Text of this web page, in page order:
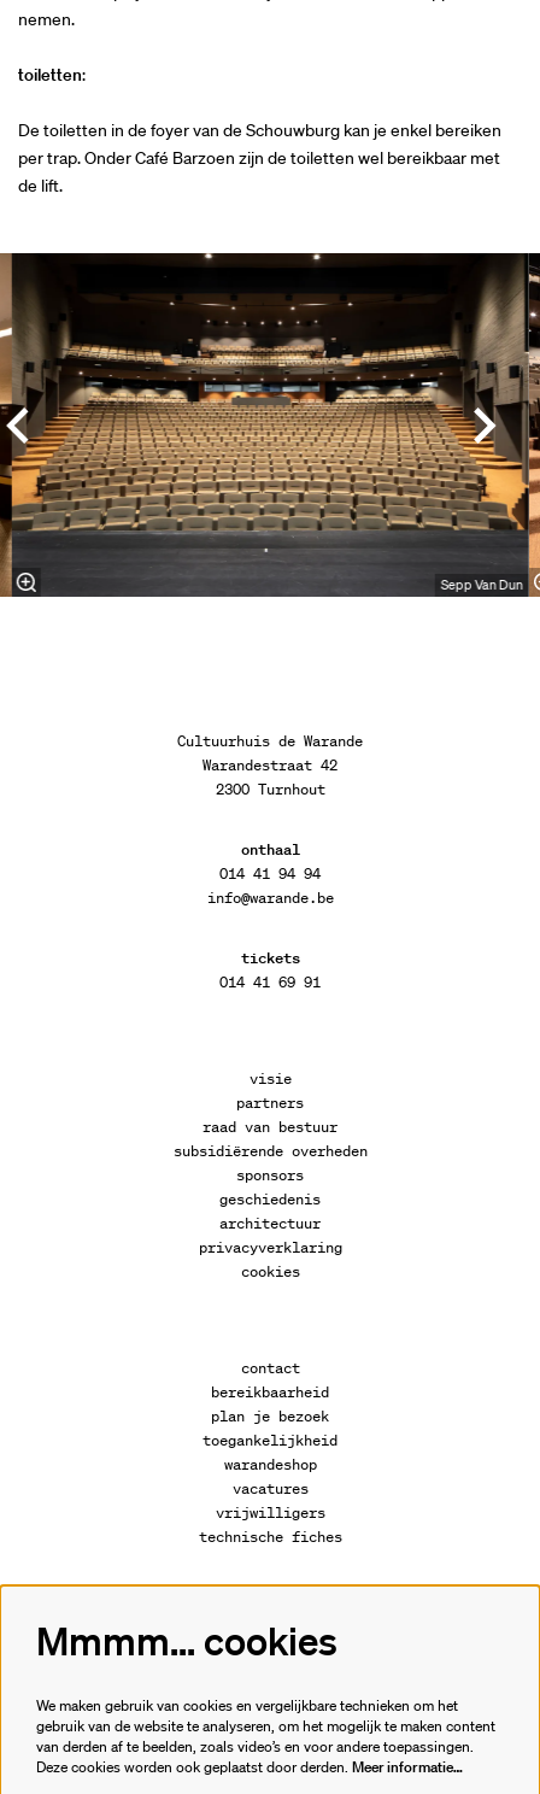
nemen.
toiletten:
De toiletten in de foyer van de Schouwburg kan je enkel bereiken
per trap. Onder Café Barzoen zijn de toiletten wel bereikbaar met
de lift.
Sepp Van Dun
Cultuurhuis de Warande
Warandestraat 42
2300 Turnhout
onthaal
014 41 94 94
info@warande.be
tickets
014 41 69 91
visie
partners
raad van bestuur
subsidiërende overheden
sponsors
geschiedenis
architectuur
privacyverklaring
cookies
contact
bereikbaarheid
plan je bezoek
toegankelijkheid
warandeshop
vacatures
vrijwilligers
technische fiches
Volg ons
Meld je aan voor de nieuwsbrief.
Mmmm... cookies
We maken gebruik van cookies en vergelijkbare technieken om het
gebruik van de website te analyseren, om het mogelijk te maken content
van derden af te beelden, zoals video’s en voor andere toepassingen.
Deze cookies worden ook geplaatst door derden. Meer informatie…